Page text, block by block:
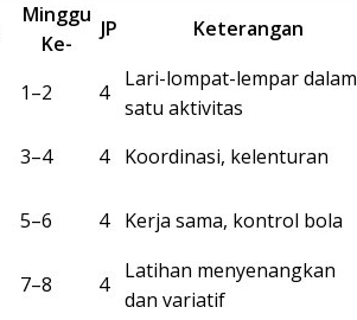
Minggu
Ke-
JP Keterangan
1–2 4
Lari-lompat-lempar dalam
satu aktivitas
3–4 4 Koordinasi, kelenturan
5–6 4 Kerja sama, kontrol bola
7–8 4
Latihan menyenangkan
dan variatif